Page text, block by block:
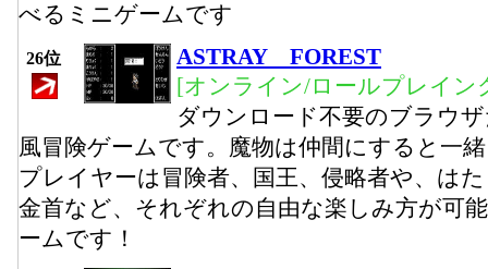
べるミニゲームです
26位
ASTRAY FOREST
[オンライン/ロールプレイン
ダウンロード不要のブラウ
風冒険ゲームです。魔物は仲間にすると一
プレイヤーは冒険者、国王、侵略者や、は
金首など、それぞれの自由な楽しみ方が可
ームです！